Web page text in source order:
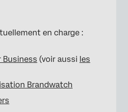
en charge :
Business (voir aussi les
Brandwatch